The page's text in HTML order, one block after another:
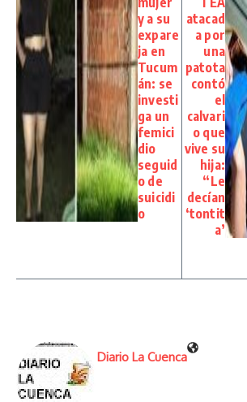
y a su
expare
ja en
Tucum
án: se
investi
ga un
femici
dio
seguid
o de
suicidi
o
atacad
a por
una
patota
contó
el
calvari
o que
vive su
hija:
“Le
decían
‘tontit
a’
Diario La Cuenca